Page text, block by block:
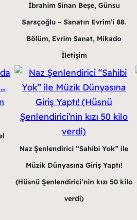
İbrahim Sinan Beşe, Günsu
Saraçoğlu – Sanatın Evrim’i 88.
Bölüm, Evrim Sanat, Mikado
İletişim
Naz Şenlendirici “Sahibi Yok” ile
Müzik Dünyasına Giriş Yaptı!
(Hüsnü Şenlendirici’nin kızı 50 kilo
verdi)